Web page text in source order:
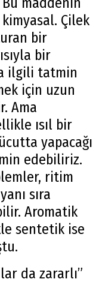
Çilek
bir
bir
ilgili tatmin
için uzun
Ama
ısıl bir
yapacağı
edebiliriz.
ritim
sıra
Aromatik
sentetik ise
da zararlı”